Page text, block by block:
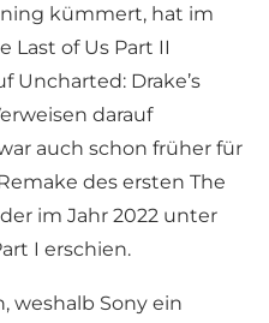
kümmert, hat im
Last of Us Part II
Uncharted: Drake’s
darauf
auch schon früher für
des ersten The
im Jahr 2022 unter
I erschien.
weshalb Sony ein